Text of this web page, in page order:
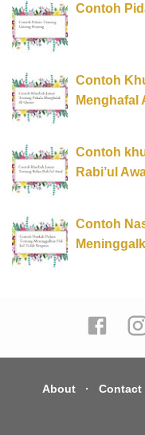
Contoh
Contoh
Menghafal
Contoh
Rabi’ul
Contoh
About Contact